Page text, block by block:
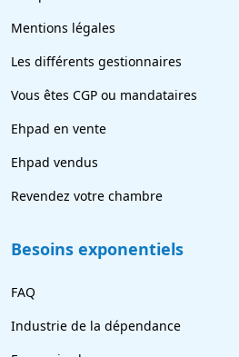
Mentions légales
Les différents gestionnaires
Vous êtes CGP ou mandataires
Ehpad en vente
Ehpad vendus
Revendez votre chambre
Besoins exponentiels
FAQ
Industrie de la dépendance